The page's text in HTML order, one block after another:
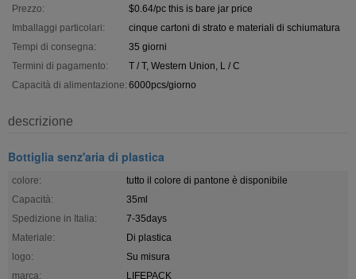
Prezzo:
$0.64/pc this is bare jar price
Imballaggi particolari:
cinque cartoni di strato e materiali di schiumatura
Tempi di consegna:
35 giorni
Termini di pagamento:
T / T, Western Union, L / C
Capacità di alimentazione: 6000pcs/giorno
descrizione
Bottiglia senz'aria di plastica
colore:
tutto il colore di pantone è disponibile
Capacità:
35ml
Spedizione in Italia:
7-35days
Materiale:
Di plastica
logo:
Su misura
marca:
LIFEPACK